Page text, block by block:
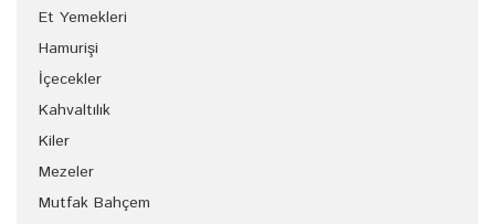
Et Yemekleri
Hamurişi
İçecekler
Kahvaltılık
Kiler
Mezeler
Mutfak Bahçem